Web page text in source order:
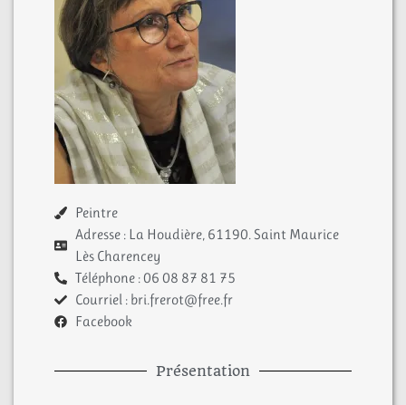
Peintre
Adresse : La Houdière, 61190. Saint Maurice
Lès Charencey
Téléphone : 06 08 87 81 75
Courriel : bri.frerot@free.fr
Facebook
Présentation